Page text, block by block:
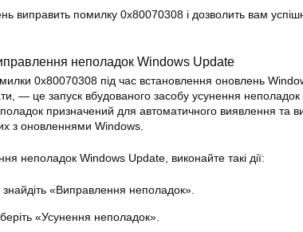
виправить помилку 0x80070308 і дозволить вам
неполадок Windows Update
0x80070308 під час встановлення оновлень
— це запуск вбудованого засобу усунення
призначений для автоматичного виявлення та
з оновленнями Windows.
неполадок Windows Update, виконайте такі дії:
«Виправлення неполадок».
«Усунення неполадок».